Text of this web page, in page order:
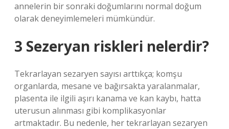
annelerin bir sonraki doğumlarını normal doğum
olarak deneyimlemeleri mümkündür.
3 Sezeryan riskleri nelerdir?
Tekrarlayan sezaryen sayısı arttıkça; komşu
organlarda, mesane ve bağırsakta yaralanmalar,
plasenta ile ilgili aşırı kanama ve kan kaybı, hatta
uterusun alınması gibi komplikasyonlar
artmaktadır. Bu nedenle, her tekrarlayan sezaryen